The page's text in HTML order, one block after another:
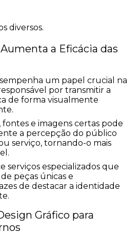
diversos.
a Eficácia das
um papel crucial na
por transmitir a
de forma visualmente
fontes e imagens certas pode
a percepção do público
serviço, tornando-o mais
serviços especializados que
peças únicas e
de destacar a identidade
Gráfico para